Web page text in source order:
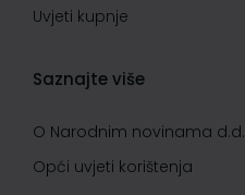
Uvjeti kupnje
Saznajte više
O Narodnim novinama d.d.
Opći uvjeti korištenja